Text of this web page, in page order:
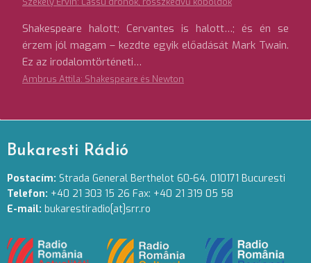
Shakespeare halott; Cervantes is halott…; és én se
érzem jól magam – kezdte egyik előadását Mark Twain.
Ez az irodalomtörténeti…
Ambrus Attila: Shakespeare és Newton
Bukaresti Rádió
Postacím: Strada General Berthelot 60-64. 010171 Bucuresti
Telefon: +40 21 303 15 26 Fax: +40 21 319 05 58
E-mail: bukarestiradio[at]srr.ro